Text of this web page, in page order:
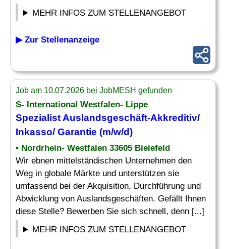
MEHR INFOS ZUM STELLENANGEBOT
▶ Zur Stellenanzeige
Job am 10.07.2026 bei JobMESH gefunden
S- International Westfalen- Lippe
Spezialist Auslandsgeschäft-Akkreditiv/
Inkasso/ Garantie (m/w/d)
• Nordrhein- Westfalen 33605 Bielefeld
Wir ebnen mittelständischen Unternehmen den
Weg in globale Märkte und unterstützen sie
umfassend bei der Akquisition, Durchführung und
Abwicklung von Auslandsgeschäften. Gefällt Ihnen
diese Stelle? Bewerben Sie sich schnell, denn [...]
MEHR INFOS ZUM STELLENANGEBOT